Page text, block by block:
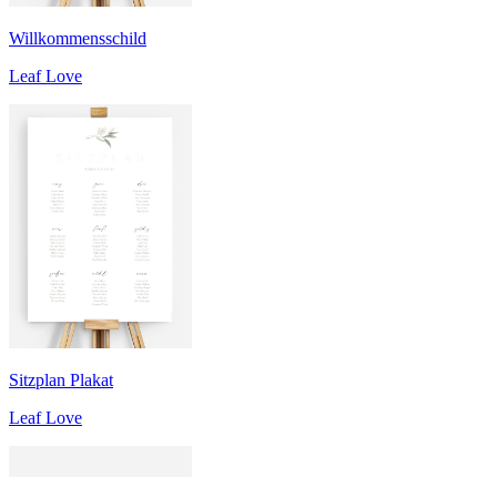
Willkommensschild
Leaf Love
Sitzplan Plakat
Leaf Love